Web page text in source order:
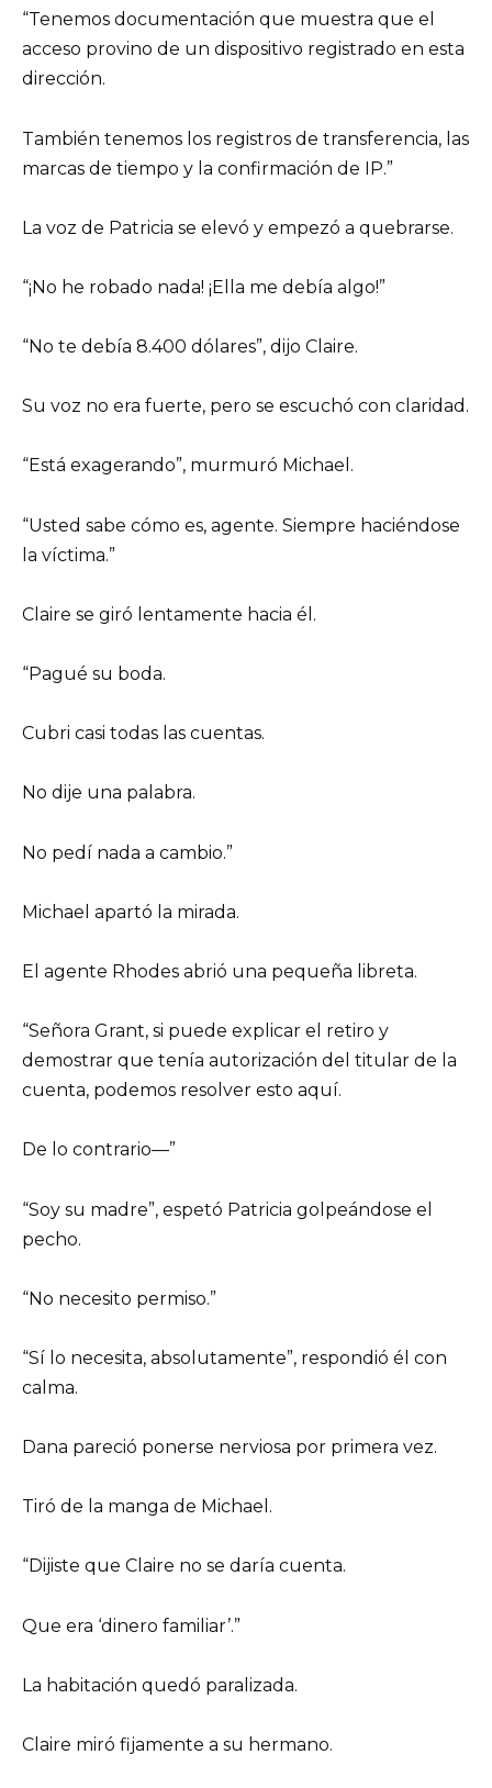
“Tenemos documentación que muestra que el
acceso provino de un dispositivo registrado en esta
dirección.
También tenemos los registros de transferencia, las
marcas de tiempo y la confirmación de IP.”
La voz de Patricia se elevó y empezó a quebrarse.
“¡No he robado nada! ¡Ella me debía algo!”
“No te debía 8.400 dólares”, dijo Claire.
Su voz no era fuerte, pero se escuchó con claridad.
“Está exagerando”, murmuró Michael.
“Usted sabe cómo es, agente. Siempre haciéndose
la víctima.”
Claire se giró lentamente hacia él.
“Pagué su boda.
Cubri casi todas las cuentas.
No dije una palabra.
No pedí nada a cambio.”
Michael apartó la mirada.
El agente Rhodes abrió una pequeña libreta.
“Señora Grant, si puede explicar el retiro y
demostrar que tenía autorización del titular de la
cuenta, podemos resolver esto aquí.
De lo contrario—”
“Soy su madre”, espetó Patricia golpeándose el
pecho.
“No necesito permiso.”
“Sí lo necesita, absolutamente”, respondió él con
calma.
Dana pareció ponerse nerviosa por primera vez.
Tiró de la manga de Michael.
“Dijiste que Claire no se daría cuenta.
Que era ‘dinero familiar’.”
La habitación quedó paralizada.
Claire miró fijamente a su hermano.